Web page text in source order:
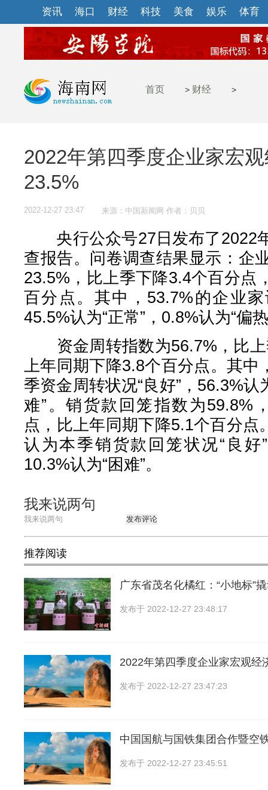
资讯 海口 财经 科技 美食 娱乐 体育
首页 > 财经 >
2022年第四季度企业家宏
23.5%
2022-12-27 23:47 来源：中国新闻网 作者：贝贝
央行公众号27日发布了2022
查报告。问卷调查结果显示：企
23.5%，比上季下降3.4个百分点
百分点。其中，53.7%的企业
45.5%认为“正常”，0.8%认为“偏
资金周转指数为56.7%，比上
上年同期下降3.8个百分点。其
季资金周转状况“良好”，56.3%认
难”。销货款回笼指数为59.8%
点，比上年同期下降5.1个百分点
认为本季销货款回笼状况“良好
10.3%认为“困难”。
我来说两句
发布评论
推荐阅读
广东省茂名化橘红：“小地标”
发布于 2022-12-27 23:48:17
2022年第四季度企业家宏观经
发布于 2022-12-27 23:47:23
中国国航与国铁集团合作暨空
发布于 2022-12-27 23:45:51